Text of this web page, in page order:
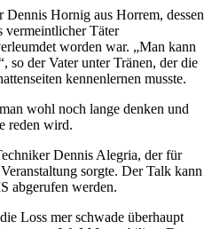
Dennis Hornig aus Horrem, dessen
vermeintlicher Täter
worden war. „Man kann
so der Vater unter Tränen, der die
kennenlernen musste.
wohl noch lange denken und
reden wird.
Dennis Alegria, der für
sorgte. Der Talk kann
abgerufen werden.
Loss mer schwade überhaupt